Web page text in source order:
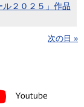
ル２０２５」作品
次の日 »